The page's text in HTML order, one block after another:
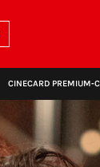
CINECARD